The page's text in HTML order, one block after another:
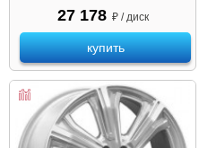
27 178 ₽ / диск
купить